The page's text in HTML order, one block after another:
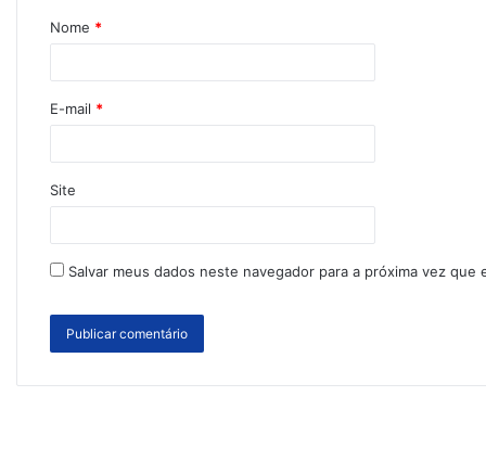
Nome *
E-mail *
Site
Salvar meus dados neste navegador para a próxima vez que